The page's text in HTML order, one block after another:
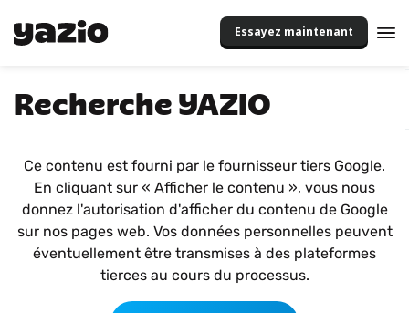
Essayez maintenant
Recherche YAZIO
Ce contenu est fourni par le fournisseur tiers Google.
En cliquant sur « Afficher le contenu », vous nous
donnez l'autorisation d'afficher du contenu de Google
sur nos pages web. Vos données personnelles peuvent
éventuellement être transmises à des plateformes
tierces au cours du processus.